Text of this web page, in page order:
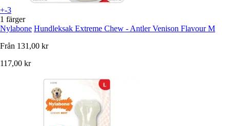
+-3
1 färger
Nylabone Hundleksak Extreme Chew - Antler Venison Flavour M
Från 131,00 kr
117,00 kr